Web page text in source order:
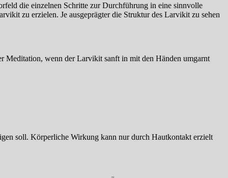
die einzelnen Schritte zur Durchführung in eine sinnvolle
zu erzielen. Je ausgeprägter die Struktur des Larvikit zu sehen
Meditation, wenn der Larvikit sanft in mit den Händen umgarnt
soll. Körperliche Wirkung kann nur durch Hautkontakt erzielt